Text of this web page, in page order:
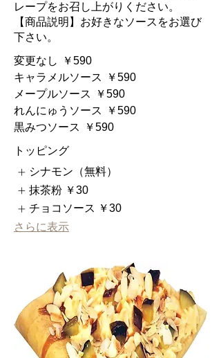
レープをお召し上がりください。
【商品説明】お好きなソースをお選び
下さい。
変更なし
￥590
キャラメルソース
￥590
メープルソース
￥590
れんにゅうソース
￥590
黒みつソース
￥590
トッピング
シナモン（無料）
抹茶粉 ￥30
チョコソース ￥30
さらに表示